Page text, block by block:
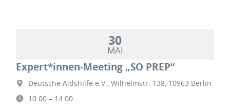
30
MAI
Expert*innen-Meeting „SO PREP“
Deutsche Aidshilfe e.V., Wilhelmstr. 138, 10963 Berlin
10:00 – 14:00